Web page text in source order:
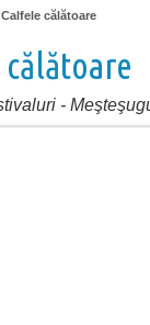
Calfele călătoare
-